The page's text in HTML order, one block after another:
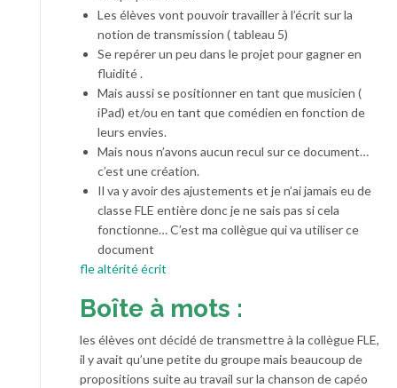
Les élèves vont pouvoir travailler à l’écrit sur la
notion de transmission ( tableau 5)
Se repérer un peu dans le projet pour gagner en
fluidité .
Mais aussi se positionner en tant que musicien (
iPad) et/ou en tant que comédien en fonction de
leurs envies.
Mais nous n’avons aucun recul sur ce document…
c’est une création.
Il va y avoir des ajustements et je n’ai jamais eu de
classe FLE entière donc je ne sais pas si cela
fonctionne… C’est ma collègue qui va utiliser ce
document
fle altérité écrit
Boîte à mots :
les élèves ont décidé de transmettre à la collègue FLE,
il y avait qu’une petite du groupe mais beaucoup de
propositions suite au travail sur la chanson de capéo